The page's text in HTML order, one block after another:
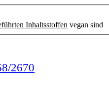
Inhaltsstoffen vegan sind
2670